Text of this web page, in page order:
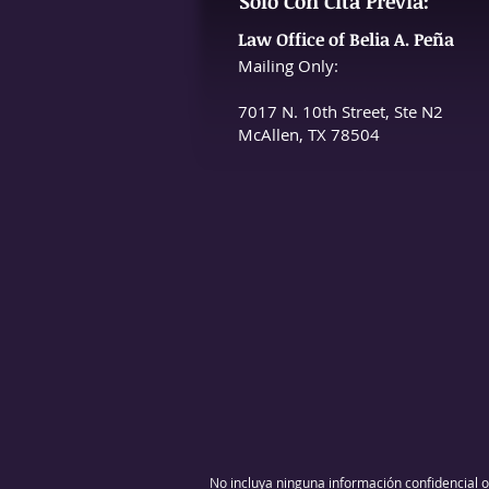
Law Office of Belia A. Peña
Mailing Only:
7017 N. 10th Street, Ste N2
McAllen, TX 78504
No incluya ninguna información confidencial